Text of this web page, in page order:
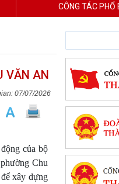
CÔNG TÁC PHỔ
VĂN AN
07/07/2026
của bộ
Chu
xây dựng